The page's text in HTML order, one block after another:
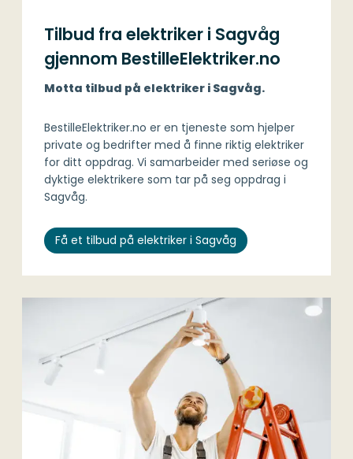
Tilbud fra elektriker i Sagvåg
gjennom BestilleElektriker.no
Motta tilbud på elektriker i Sagvåg.
BestilleElektriker.no er en tjeneste som hjelper
private og bedrifter med å finne riktig elektriker
for ditt oppdrag. Vi samarbeider med seriøse og
dyktige elektrikere som tar på seg oppdrag i
Sagvåg.
Få et tilbud på elektriker i Sagvåg